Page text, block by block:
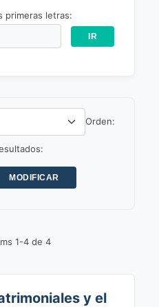
primeras letras:
Orden:
1-4 de 4
y el